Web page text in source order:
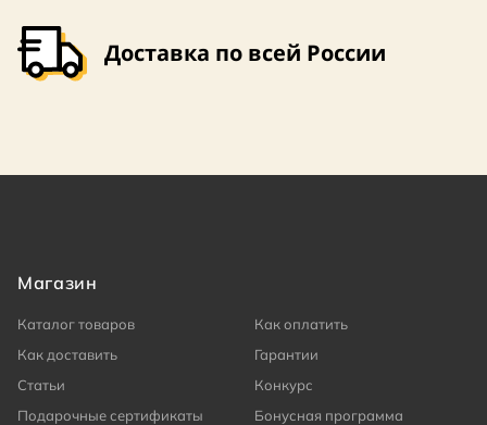
Доставка по всей России
Магазин
Каталог товаров
Как оплатить
Как доставить
Гарантии
Статьи
Конкурс
Подарочные сертификаты
Бонусная программа